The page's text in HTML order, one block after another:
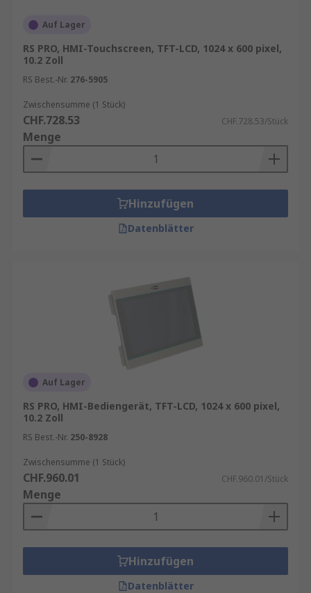
Auf Lager
RS PRO, HMI-Touchscreen, TFT-LCD, 1024 x 600 pixel,
10.2 Zoll
RS Best.-Nr. 276-5905
Zwischensumme (1 Stück)
CHF.728.53 CHF.728.53/Stück
Menge
Hinzufügen
Datenblätter
Auf Lager
RS PRO, HMI-Bediengerät, TFT-LCD, 1024 x 600 pixel,
10.2 Zoll
RS Best.-Nr. 250-8928
Zwischensumme (1 Stück)
CHF.960.01 CHF.960.01/Stück
Menge
Hinzufügen
Datenblätter